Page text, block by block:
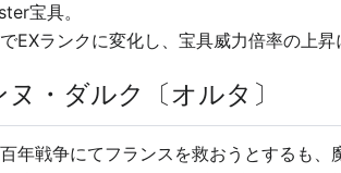
宝具。
EXランクに変化し、宝具威力倍率の上
・ダルク〔オルタ〕
年戦争にてフランスを救おうとするも、